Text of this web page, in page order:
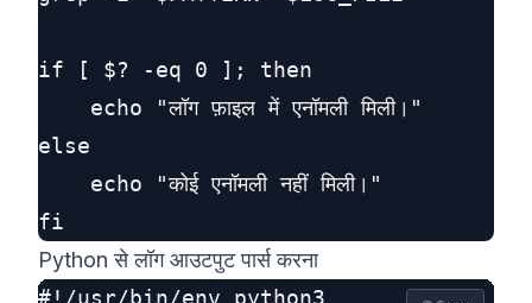
if [ $? -eq 0 ]; then
    echo "लॉग फ़ाइल में एनॉमली मिली।"
else
    echo "कोई एनॉमली नहीं मिली।"
Python से लॉग आउटपुट पार्स करना
#!/usr/bin/env python3